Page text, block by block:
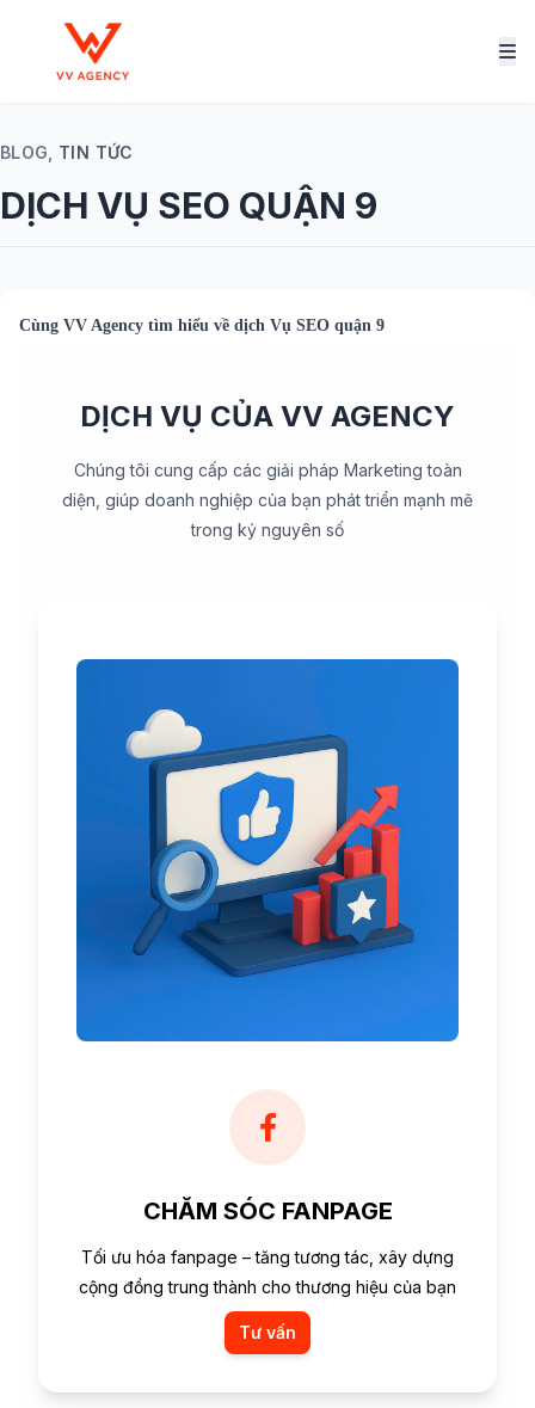
BLOG, TIN TỨC
DỊCH VỤ SEO QUẬN 9
Cùng VV Agency tìm hiểu về dịch Vụ SEO quận 9
DỊCH VỤ CỦA VV AGENCY
Chúng tôi cung cấp các giải pháp Marketing toàn
diện, giúp doanh nghiệp của bạn phát triển mạnh mẽ
trong kỷ nguyên số
CHĂM SÓC FANPAGE
Tối ưu hóa fanpage – tăng tương tác, xây dựng
cộng đồng trung thành cho thương hiệu của bạn
Tư vấn